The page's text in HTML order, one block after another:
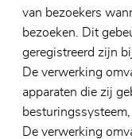
van bezoekers
bezoeken. Dit
geregistreerd zijn
De verwerking
apparaten die zij
De verwerking